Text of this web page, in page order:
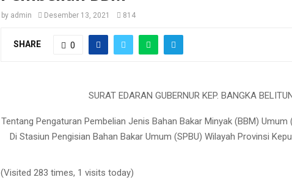
by admin Desember 13, 2021 814
SHARE 0
SURAT EDARAN GUBERNUR KEP. BANGKA
Tentang Pengaturan Pembelian Jenis Bahan Bakar Minyak (BBM)
Di Stasiun Pengisian Bahan Bakar Umum (SPBU) Wilayah Provinsi
(Visited 283 times, 1 visits today)